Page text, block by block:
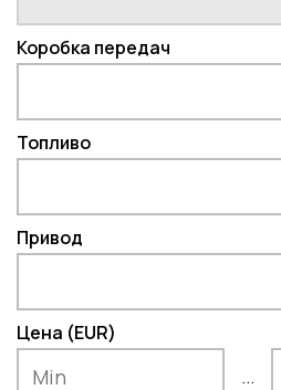
Коробка передач
Топливо
Привод
Цена (EUR)
...